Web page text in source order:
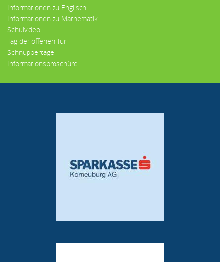
Informationen zu Englisch
Informationen zu Mathematik
Schulvideo
Tag der offenen Tür
Schnuppertage
Informationsbroschüre